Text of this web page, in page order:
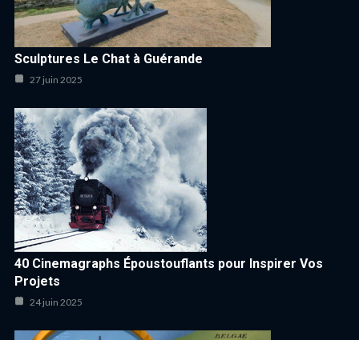
Sculptures Le Chat à Guérande
27 juin 2025
40 Cinemagraphs Époustouflants pour Inspirer Vos
Projets
24 juin 2025